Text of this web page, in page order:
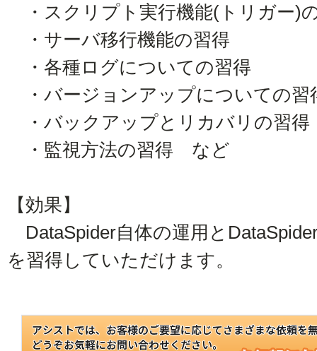
・スクリプト実行機能(トリガー)
・サーバ移行機能の習得
・各種ログについての習得
・バージョンアップについての習
・バックアップとリカバリの習得
・監視方法の習得 など
【効果】
DataSpider自体の運用と
を習得していただけます。